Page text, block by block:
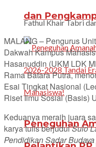
dan
Peneguhan
Fathul Khair Tabri
MALANG – Pengurus
Dakwah Kampus
Hasanuddin (UKM LDK
Rama Batara Putra,
Esai Tingkat Nasional
Riset Ilmu Sosial (Basis)
Keduanya meraih juara
karya tulis berjudulSulo
Pendidikan Sadar